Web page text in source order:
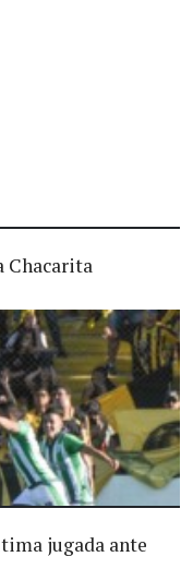
Chacarita
jugada ante